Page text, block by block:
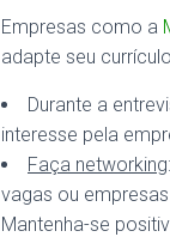
Empresas como a
adapte seu
Durante a
interesse pela
Faça networking
vagas ou
Mantenha-se